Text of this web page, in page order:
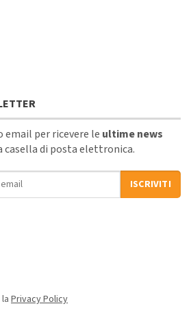
per ricevere le ultime news
di posta elettronica.
ISCRIVITI
Privacy Policy